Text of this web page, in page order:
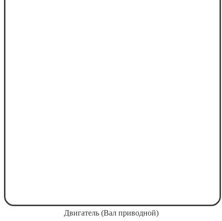
Двигатель (Вал приводной)